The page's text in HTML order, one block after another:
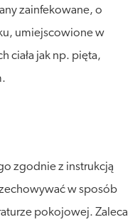
zainfekowane, o
umiejscowione w
ciała jak np. pięta,
zgodnie z instrukcją
w sposób
pokojowej. Zaleca